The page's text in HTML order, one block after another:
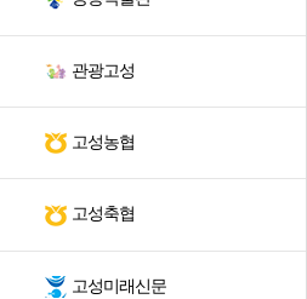
관광고성
고성농협
고성축협
고성미래신문